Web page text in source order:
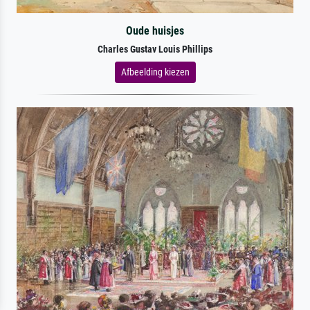
Oude huisjes
Charles Gustav Louis Phillips
Afbeelding kiezen